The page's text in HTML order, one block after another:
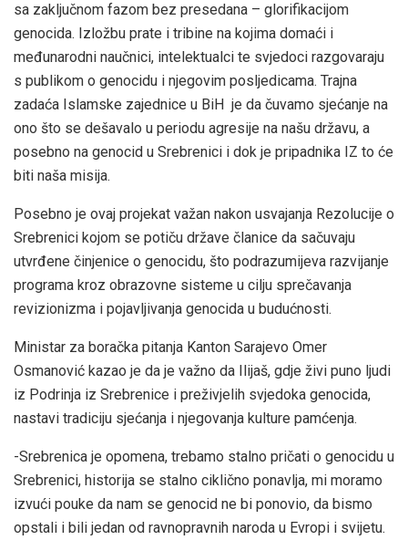
sa zaključnom fazom bez presedana – glorifikacijom
genocida. Izložbu prate i tribine na kojima domaći i
međunarodni naučnici, intelektualci te svjedoci razgovaraju
s publikom o genocidu i njegovim posljedicama. Trajna
zadaća Islamske zajednice u BiH je da čuvamo sjećanje na
ono što se dešavalo u periodu agresije na našu državu, a
posebno na genocid u Srebrenici i dok je pripadnika IZ to će
biti naša misija.
Posebno je ovaj projekat važan nakon usvajanja Rezolucije o
Srebrenici kojom se potiču države članice da sačuvaju
utvrđene činjenice o genocidu, što podrazumijeva razvijanje
programa kroz obrazovne sisteme u cilju sprečavanja
revizionizma i pojavljivanja genocida u budućnosti.
Ministar za boračka pitanja Kanton Sarajevo Omer
Osmanović kazao je da je važno da Ilijaš, gdje živi puno ljudi
iz Podrinja iz Srebrenice i preživjelih svjedoka genocida,
nastavi tradiciju sjećanja i njegovanja kulture pamćenja.
-Srebrenica je opomena, trebamo stalno pričati o genocidu u
Srebrenici, historija se stalno ciklično ponavlja, mi moramo
izvući pouke da nam se genocid ne bi ponovio, da bismo
opstali i bili jedan od ravnopravnih naroda u Evropi i svijetu.